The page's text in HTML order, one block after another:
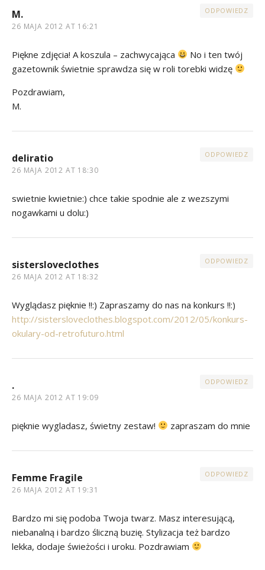
M.
26 MAJA 2012 AT 16:21
ODPOWIEDZ
Piękne zdjęcia! A koszula – zachwycająca
No i ten twój
gazetownik świetnie sprawdza się w roli torebki widzę
Pozdrawiam,
M.
deliratio
26 MAJA 2012 AT 18:30
ODPOWIEDZ
swietnie kwietnie:) chce takie spodnie ale z wezszymi
nogawkami u dolu:)
sistersloveclothes
26 MAJA 2012 AT 18:32
ODPOWIEDZ
Wyglądasz pięknie !!:) Zapraszamy do nas na konkurs !!:)
http://sistersloveclothes.blogspot.com/2012/05/konkurs-
okulary-od-retrofuturo.html
.
26 MAJA 2012 AT 19:09
ODPOWIEDZ
pięknie wygladasz, świetny zestaw! zapraszam do mnie
Femme Fragile
26 MAJA 2012 AT 19:31
ODPOWIEDZ
Bardzo mi się podoba Twoja twarz. Masz interesującą,
niebanalną i bardzo śliczną buzię. Stylizacja też bardzo
lekka, dodaje świeżości i uroku. Pozdrawiam